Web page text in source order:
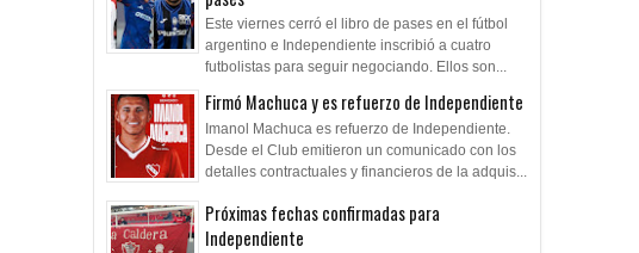
Este viernes cerró el libro de pases en el fútbol
argentino e Independiente inscribió a cuatro
futbolistas para seguir negociando. Ellos son...
Firmó Machuca y es refuerzo de Independiente
Imanol Machuca es refuerzo de Independiente.
Desde el Club emitieron un comunicado con los
detalles contractuales y financieros de la adquis...
Próximas fechas confirmadas para
Independiente